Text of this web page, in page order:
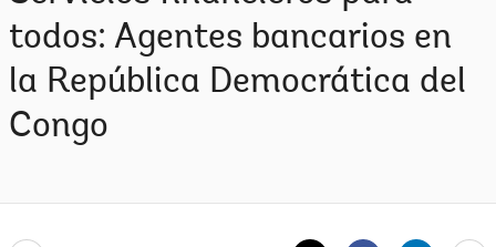
todos: Agentes bancarios en
la República Democrática del
Congo